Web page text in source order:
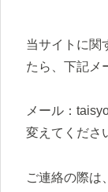
当サイトに関
たら、下記メ
メール：
変えてくださ
ご連絡の際は